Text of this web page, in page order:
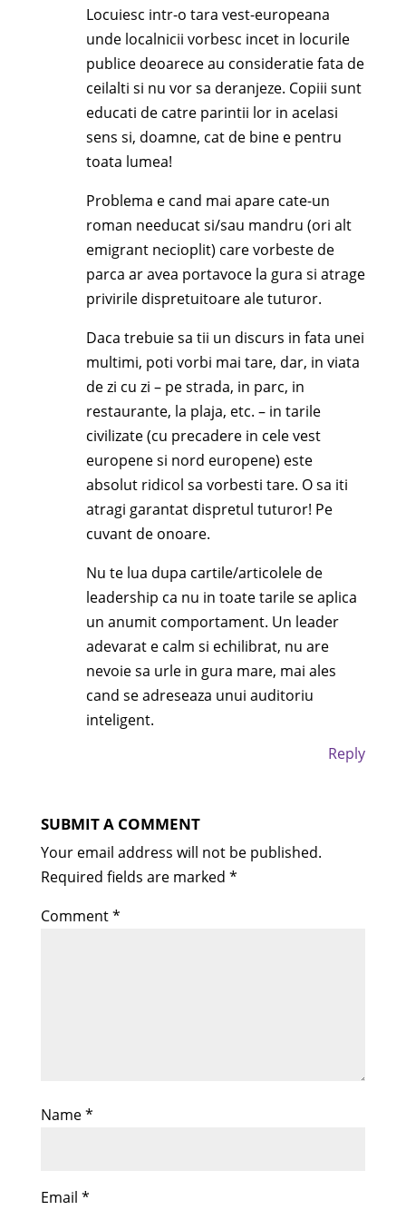
Locuiesc intr-o tara vest-europeana
unde localnicii vorbesc incet in locurile
publice deoarece au consideratie fata de
ceilalti si nu vor sa deranjeze. Copiii sunt
educati de catre parintii lor in acelasi
sens si, doamne, cat de bine e pentru
toata lumea!
Problema e cand mai apare cate-un
roman needucat si/sau mandru (ori alt
emigrant necioplit) care vorbeste de
parca ar avea portavoce la gura si atrage
privirile dispretuitoare ale tuturor.
Daca trebuie sa tii un discurs in fata unei
multimi, poti vorbi mai tare, dar, in viata
de zi cu zi – pe strada, in parc, in
restaurante, la plaja, etc. – in tarile
civilizate (cu precadere in cele vest
europene si nord europene) este
absolut ridicol sa vorbesti tare. O sa iti
atragi garantat dispretul tuturor! Pe
cuvant de onoare.
Nu te lua dupa cartile/articolele de
leadership ca nu in toate tarile se aplica
un anumit comportament. Un leader
adevarat e calm si echilibrat, nu are
nevoie sa urle in gura mare, mai ales
cand se adreseaza unui auditoriu
inteligent.
Reply
SUBMIT A COMMENT
Your email address will not be published.
Required fields are marked *
Comment*
Name*
Email *